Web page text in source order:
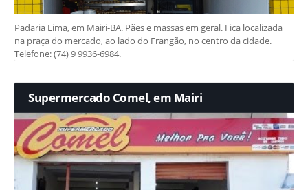
Padaria Lima, em Mairi-BA. Pães e massas em geral. Fica localizada
na praça do mercado, ao lado do Frangão, no centro da cidade.
Telefone: (74) 9 9936-6984.
Supermercado Comel, em Mairi